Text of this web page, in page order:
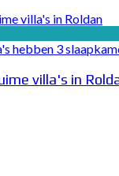
hebben 3
villa's in